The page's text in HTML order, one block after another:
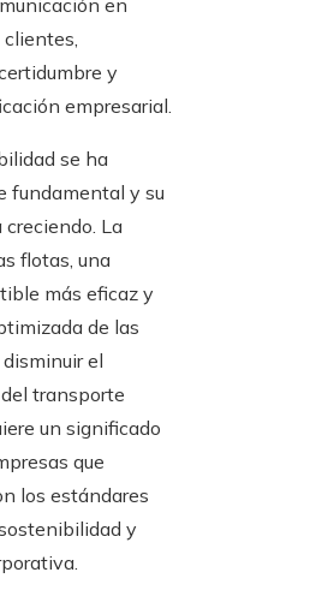
en
y
empresarial.
se ha
fundamental y su
La
flotas, una
más eficaz y
de las
el
transporte
un significado
que
los estándares
y